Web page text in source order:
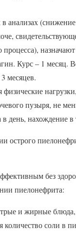
анализах
процесса),
Курс – 1 месяц.
месяцев.
пузыря, не
день, нахождение в
острого
без
пиелонефрита:
и жирные
количество соли в